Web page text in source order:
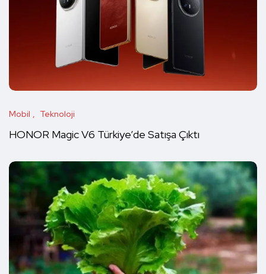
Mobil Teknoloji
HONOR Magic V6 Türkiye’de Satışa Çıktı